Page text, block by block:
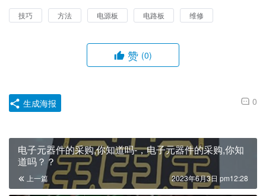
技巧 方法 电源板 电路板 维修
赞 (0)
0
生成海报
电子元器件的采购,你知道吗-，电子元器件的采购,你知
道吗？？
上一篇 2023年6月3日 pm12:28